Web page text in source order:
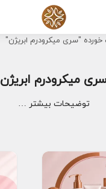
"سری میکرودرم ابریژن"
میکرودرم ابریژن
توضیحات بیشتر …